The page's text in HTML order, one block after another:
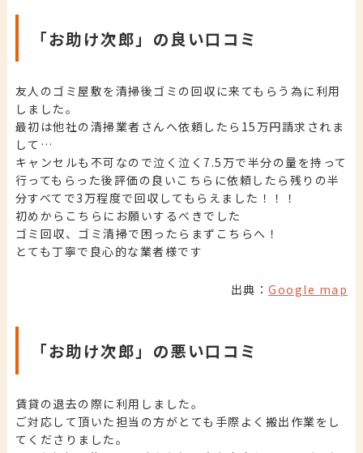
「お助け次郎」の良い口コミ
友人のゴミ屋敷を清掃後ゴミの回収に来てもらう為に利用
しました。
最初は他社の清掃業者さんへ依頼したら15万円請求されま
して…
キャンセルも不可なので泣く泣く7.5万で半分の量を持って
行ってもらった後評価の良いこちらに依頼したら残りの半
分すべてで3万程度で回収してもらえました！！！
初めからこちらにお願いするべきでした
ゴミ回収、ゴミ清掃で困ったらまずこちらへ！
とても丁寧で良心的な業者様です
出典：Google map
「お助け次郎」の悪い口コミ
賃貸の退去の際に利用しました。
ご対応して頂いた担当の方がとても手際よく搬出作業をし
てくださりました。